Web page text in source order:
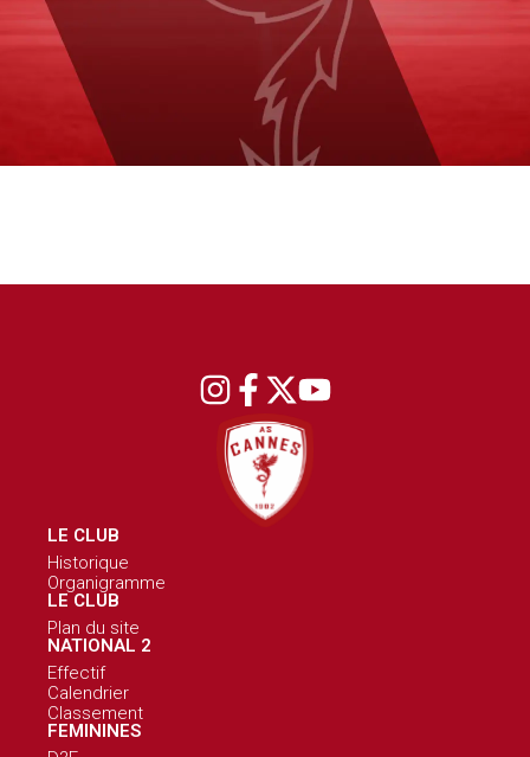
LE CLUB
Historique
Organigramme
LE CLUB
Plan du site
NATIONAL 2
Effectif
Calendrier
Classement
FEMININES